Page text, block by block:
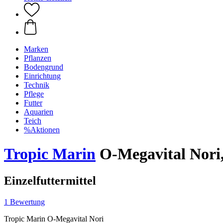
Marken
Pflanzen
Bodengrund
Einrichtung
Technik
Pflege
Futter
Aquarien
Teich
%Aktionen
Tropic Marin O-Megavital
Einzelfuttermittel
1 Bewertung
Tropic Marin O-Megavital Nori